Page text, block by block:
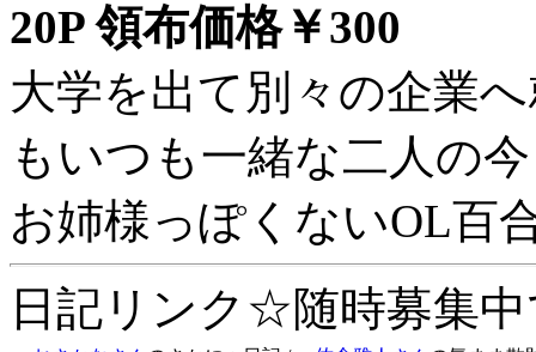
20P 領布価格￥300
大学を出て別々の企業
もいつも一緒な二人の
お姉様っぽくないOL百
日記リンク☆随時募集